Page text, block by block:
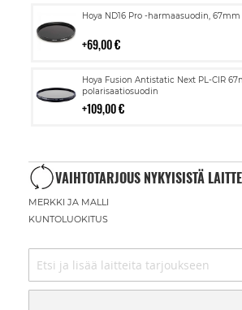
Hoya ND16 Pro -harmaasuodin, 67mm
69,00 €
Lisää
Hoya Fusion Antistatic Next PL-CIR
polarisaatiosuodin
109,00 €
Lisää
ostoskoriin
VAIHTOTARJOUS NYKYISISTÄ
MERKKI JA MALLI
KUNTOLUOKITUS